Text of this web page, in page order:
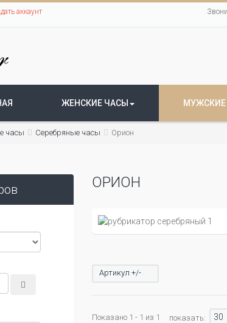
аккаунт
ЖЕНСКИЕ ЧАСЫ МУЖСКИЕ
часы Серебряные часы Орион
ОРИОН
Артикул +/-
Показано 1 - 1 из 1 показать: 30